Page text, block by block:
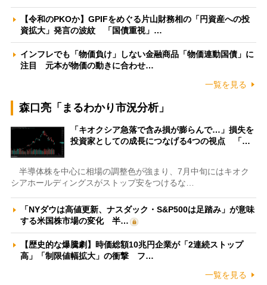
【令和のPKOか】GPIFをめぐる片山財務相の「円資産への投
資拡大」発言の波紋 「国債重視」…
インフレでも「物価負け」しない金融商品「物価連動国債」に
注目 元本が物価の動きに合わせ…
一覧を見る
森口亮「まるわかり市況分析」
「キオクシア急落で含み損が膨らんで…」損失を
投資家としての成長につなげる4つの視点 「…
半導体株を中心に相場の調整色が強まり、7月中旬にはキオク
シアホールディングスがストップ安をつけるな…
「NYダウは高値更新、ナスダック・S&P500は足踏み」が意味
する米国株市場の変化 半…
【歴史的な爆騰劇】時価総額10兆円企業が「2連続ストップ
高」「制限値幅拡大」の衝撃 フ…
一覧を見る